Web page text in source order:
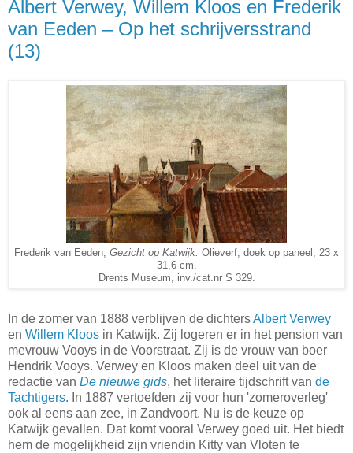
Albert Verwey, Willem Kloos en Frederik
van Eeden – Op het schrijversstrand
(13)
Frederik van Eeden, Gezicht op Katwijk. Olieverf, doek op paneel, 23 x
31,6 cm.
Drents Museum, inv./cat.nr S 329.
In de zomer van 1888 verblijven de dichtersAlbert Verwey
en Willem Kloos in Katwijk. Zij logeren er in het pension van
mevrouw Vooys in de Voorstraat. Zij is de vrouw van boer
Hendrik Vooys. Verwey en Kloos maken deel uit van de
redactie van De nieuwe gids, het literaire tijdschrift van de
Tachtigers. In 1887 vertoefden zij voor hun 'zomeroverleg'
ook al eens aan zee, in Zandvoort. Nu is de keuze op
Katwijk gevallen. Dat komt vooral Verwey goed uit. Het biedt
hem de mogelijkheid zijn vriendin Kitty van Vloten te